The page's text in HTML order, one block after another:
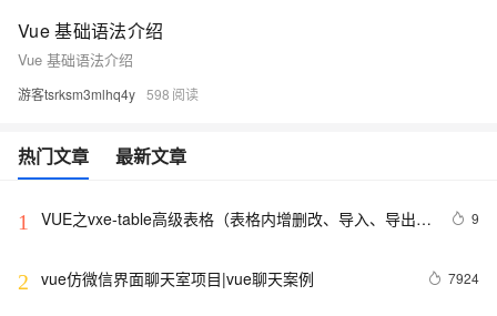
Vue 基础语法介绍
Vue 基础语法介绍
游客tsrksm3mlhq4y 598
热门文章 最新文章
1
VUE之vxe-table高级表格（表格内增删改、导入、导出、
9
2 vue仿微信界面聊天室项目|vue聊天案例 7924